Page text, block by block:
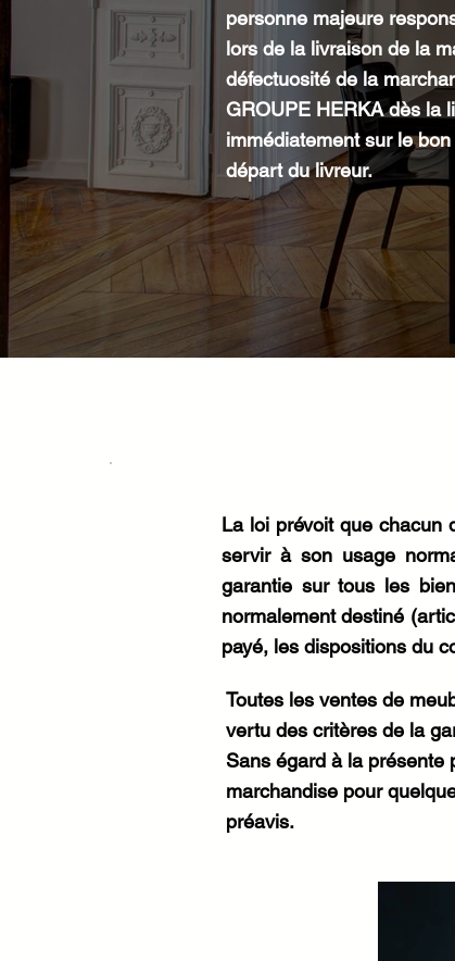
personne majeure
lors de la livraison de la
défectuosité de la
GROUPE HERKA dès la
immédiatement sur le
départ du livreur.
La loi prévoit que chacun
servir à son usage
garantie sur tous les
normalement destiné
payé, les dispositions du
Toutes les ventes de
vertu des critères de la
Sans égard à la présente
marchandise pour
préavis.